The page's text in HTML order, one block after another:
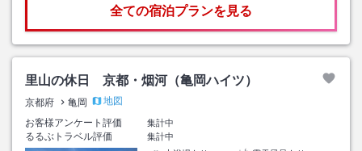
全ての宿泊プランを見る
里山の休日 京都・烟河（亀岡ハイツ）
京都府 亀岡
地図
お客様アンケート評価
集計中
るるぶトラベル評価
集計中